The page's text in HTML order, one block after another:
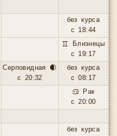
без курса
с 18:44
♊ Близнецы
с 19:17
Серповидная 🌒
с 20:32
без курса
с 08:17
♋ Рак
с 20:00
без курса